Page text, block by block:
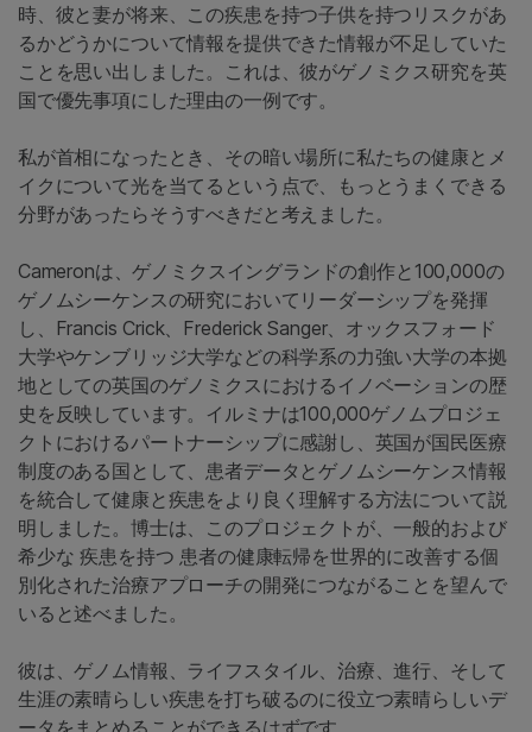
時、彼と妻が将来、この疾患を持つ子供を持つリスクがあ
るかどうかについて情報を提供できた情報が不足していた
ことを思い出しました。これは、彼がゲノミクス研究を英
国で優先事項にした理由の一例です。
私が首相になったとき、その暗い場所に私たちの健康とメ
イクについて光を当てるという点で、もっとうまくできる
分野があったらそうすべきだと考えました。
Cameronは、ゲノミクスイングランドの創作と100,000の
ゲノムシーケンスの研究においてリーダーシップを発揮
し、Francis Crick、Frederick Sanger、オックスフォード
大学やケンブリッジ大学などの科学系の力強い大学の本拠
地としての英国のゲノミクスにおけるイノベーションの歴
史を反映しています。イルミナは100,000ゲノムプロジェ
クトにおけるパートナーシップに感謝し、英国が国民医療
制度のある国として、患者データとゲノムシーケンス情報
を統合して健康と疾患をより良く理解する方法について説
明しました。博士は、このプロジェクトが、一般的および
希少な 疾患を持つ 患者の健康転帰を世界的に改善する個
別化された治療アプローチの開発につながることを望んで
いると述べました。
彼は、ゲノム情報、ライフスタイル、治療、進行、そして
生涯の素晴らしい疾患を打ち破るのに役立つ素晴らしいデ